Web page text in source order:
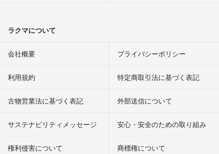
ラクマについて
会社概要 プライバシーポリシー
利用規約 特定商取引法に基づく表記
古物営業法に基づく表記 外部送信について
サステナビリティメッセージ 安心・安全のための取り組み
権利侵害について
商標権について